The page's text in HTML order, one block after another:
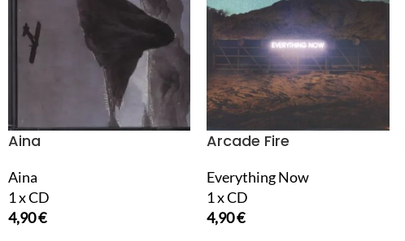
Aina
Aina
1 x CD
4,90€
Arcade Fire
Everything Now
1 x CD
4,90€